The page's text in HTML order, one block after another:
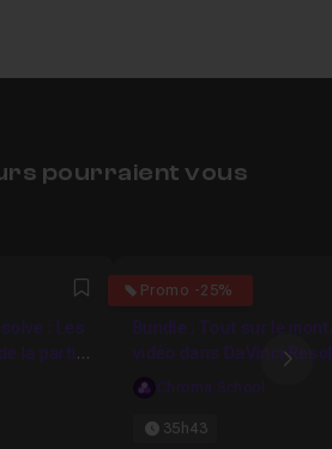
pourraient vous
Favori
: Les
la partie
Promo -25%
0
Bundle : Tout sur le
vidéo dans DaVinci
Chroma School
35h43